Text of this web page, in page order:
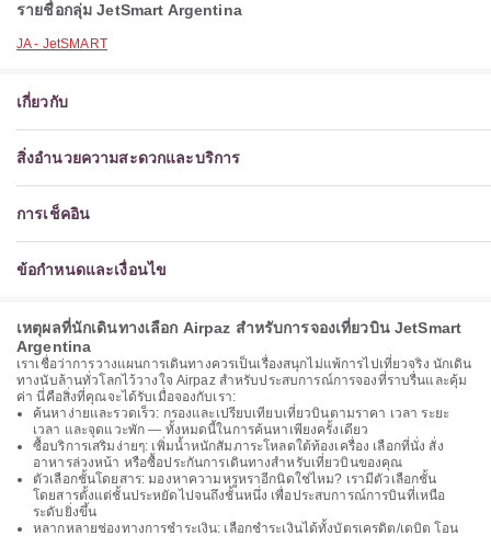
รายชื่อกลุ่ม JetSmart Argentina
JA - JetSMART
เกี่ยวกับ
สิ่งอำนวยความสะดวกและบริการ
การเช็คอิน
ข้อกำหนดและเงื่อนไข
เหตุผลที่นักเดินทางเลือก Airpaz สำหรับการจองเที่ยวบิน JetSmart
Argentina
เราเชื่อว่าการวางแผนการเดินทางควรเป็นเรื่องสนุกไม่แพ้การไปเที่ยวจริง นักเดิน
ทางนับล้านทั่วโลกไว้วางใจ Airpaz สำหรับประสบการณ์การจองที่ราบรื่นและคุ้ม
ค่า นี่คือสิ่งที่คุณจะได้รับเมื่อจองกับเรา:
ค้นหาง่ายและรวดเร็ว: กรองและเปรียบเทียบเที่ยวบินตามราคา เวลา ระยะ
เวลา และจุดแวะพัก — ทั้งหมดนี้ในการค้นหาเพียงครั้งเดียว
ซื้อบริการเสริมง่ายๆ: เพิ่มน้ำหนักสัมภาระโหลดใต้ท้องเครื่อง เลือกที่นั่ง สั่ง
อาหารล่วงหน้า หรือซื้อประกันการเดินทางสำหรับเที่ยวบินของคุณ
ตัวเลือกชั้นโดยสาร: มองหาความหรูหราอีกนิดใช่ไหม? เรามีตัวเลือกชั้น
โดยสารตั้งแต่ชั้นประหยัดไปจนถึงชั้นหนึ่ง เพื่อประสบการณ์การบินที่เหนือ
ระดับยิ่งขึ้น
หลากหลายช่องทางการชำระเงิน: เลือกชำระเงินได้ทั้งบัตรเครดิต/เดบิต โอน